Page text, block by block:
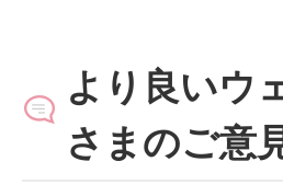
より良いウ
さまのご意